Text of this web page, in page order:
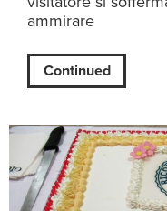
ammirare
Continued